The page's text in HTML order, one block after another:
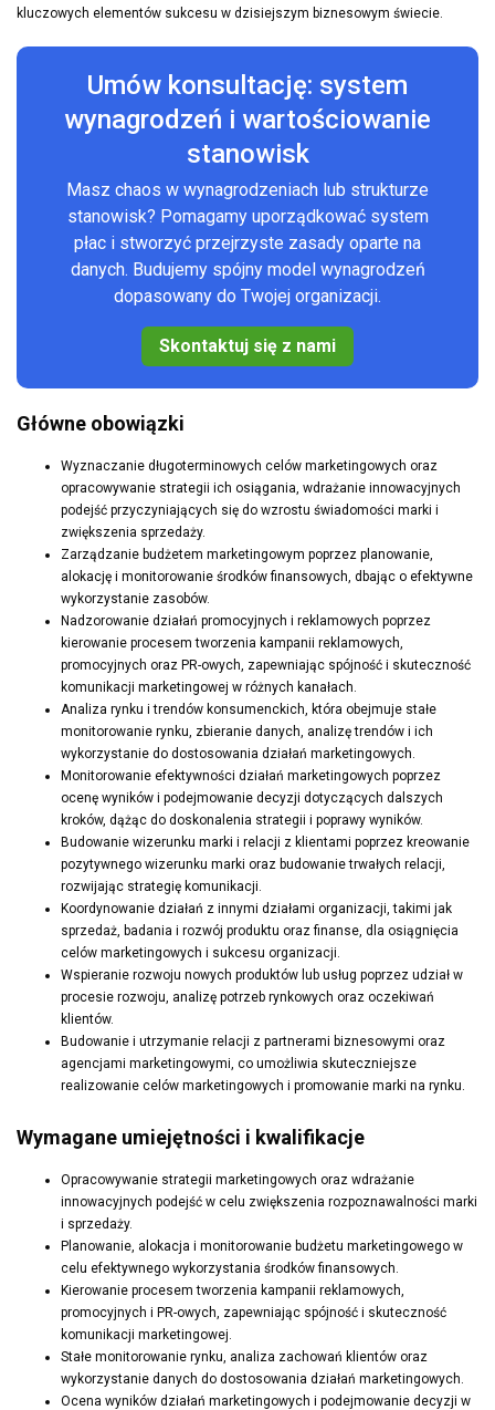
kluczowych elementów sukcesu w dzisiejszym biznesowym świecie.
Umów konsultację: system
wynagrodzeń i wartościowanie
stanowisk
Masz chaos w wynagrodzeniach lub strukturze
stanowisk? Pomagamy uporządkować system
płac i stworzyć przejrzyste zasady oparte na
danych. Budujemy spójny model wynagrodzeń
dopasowany do Twojej organizacji.
Skontaktuj się z nami
Główne obowiązki
Wyznaczanie długoterminowych celów marketingowych oraz
opracowywanie strategii ich osiągania, wdrażanie innowacyjnych
podejść przyczyniających się do wzrostu świadomości marki i
zwiększenia sprzedaży.
Zarządzanie budżetem marketingowym poprzez planowanie,
alokację i monitorowanie środków finansowych, dbając o efektywne
wykorzystanie zasobów.
Nadzorowanie działań promocyjnych i reklamowych poprzez
kierowanie procesem tworzenia kampanii reklamowych,
promocyjnych oraz PR-owych, zapewniając spójność i skuteczność
komunikacji marketingowej w różnych kanałach.
Analiza rynku i trendów konsumenckich, która obejmuje stałe
monitorowanie rynku, zbieranie danych, analizę trendów i ich
wykorzystanie do dostosowania działań marketingowych.
Monitorowanie efektywności działań marketingowych poprzez
ocenę wyników i podejmowanie decyzji dotyczących dalszych
kroków, dążąc do doskonalenia strategii i poprawy wyników.
Budowanie wizerunku marki i relacji z klientami poprzez kreowanie
pozytywnego wizerunku marki oraz budowanie trwałych relacji,
rozwijając strategię komunikacji.
Koordynowanie działań z innymi działami organizacji, takimi jak
sprzedaż, badania i rozwój produktu oraz finanse, dla osiągnięcia
celów marketingowych i sukcesu organizacji.
Wspieranie rozwoju nowych produktów lub usług poprzez udział w
procesie rozwoju, analizę potrzeb rynkowych oraz oczekiwań
klientów.
Budowanie i utrzymanie relacji z partnerami biznesowymi oraz
agencjami marketingowymi, co umożliwia skuteczniejsze
realizowanie celów marketingowych i promowanie marki na rynku.
Wymagane umiejętności i kwalifikacje
Opracowywanie strategii marketingowych oraz wdrażanie
innowacyjnych podejść w celu zwiększenia rozpoznawalności marki
i sprzedaży.
Planowanie, alokacja i monitorowanie budżetu marketingowego w
celu efektywnego wykorzystania środków finansowych.
Kierowanie procesem tworzenia kampanii reklamowych,
promocyjnych i PR-owych, zapewniając spójność i skuteczność
komunikacji marketingowej.
Stałe monitorowanie rynku, analiza zachowań klientów oraz
wykorzystanie danych do dostosowania działań marketingowych.
Ocena wyników działań marketingowych i podejmowanie decyzji w